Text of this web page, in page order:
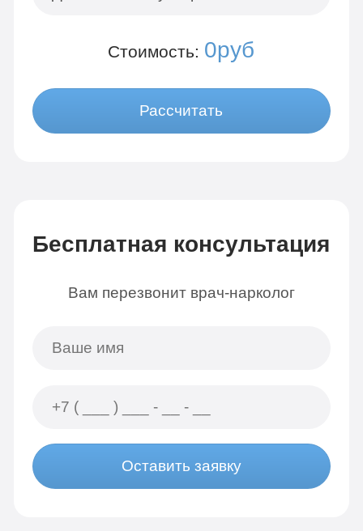
Стоимость: 0руб
Рассчитать
Бесплатная консультация
Вам перезвонит врач-нарколог
Оставить заявку